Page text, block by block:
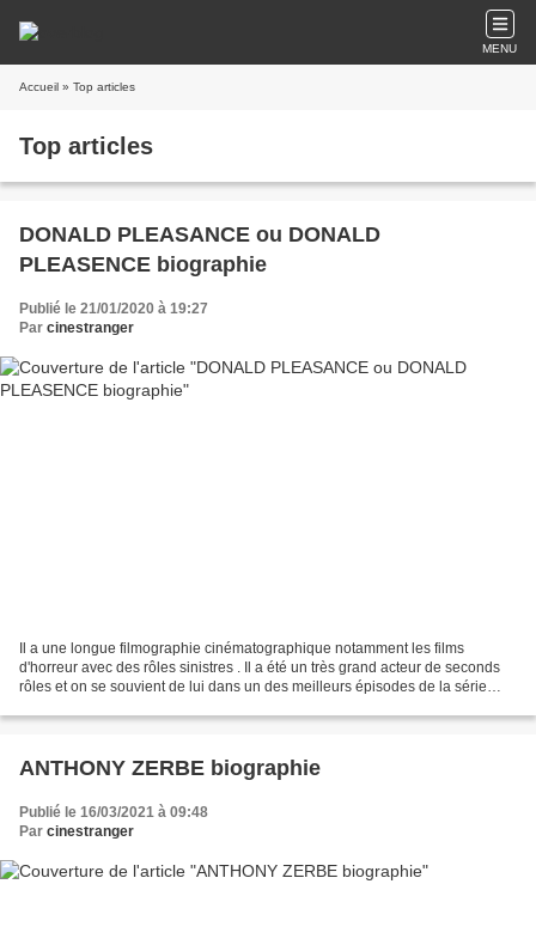
MENU
Accueil » Top articles
Top articles
DONALD PLEASANCE ou DONALD
PLEASENCE biographie
Publié le 21/01/2020 à 19:27
Par cinestranger
Il a une longue filmographie cinématographique notamment les films
d'horreur avec des rôles sinistres . Il a été un très grand acteur de seconds
rôles et on se souvient de lui dans un des meilleurs épisodes de la série
ANTHONY ZERBE biographie
Publié le 16/03/2021 à 09:48
Par cinestranger